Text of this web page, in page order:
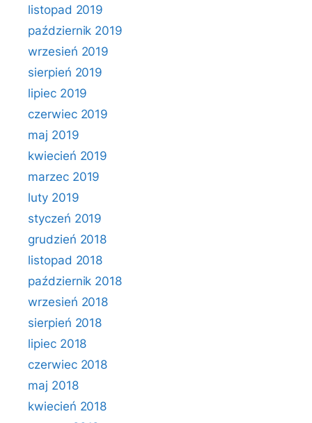
listopad 2019
październik 2019
wrzesień 2019
sierpień 2019
lipiec 2019
czerwiec 2019
maj 2019
kwiecień 2019
marzec 2019
luty 2019
styczeń 2019
grudzień 2018
listopad 2018
październik 2018
wrzesień 2018
sierpień 2018
lipiec 2018
czerwiec 2018
maj 2018
kwiecień 2018